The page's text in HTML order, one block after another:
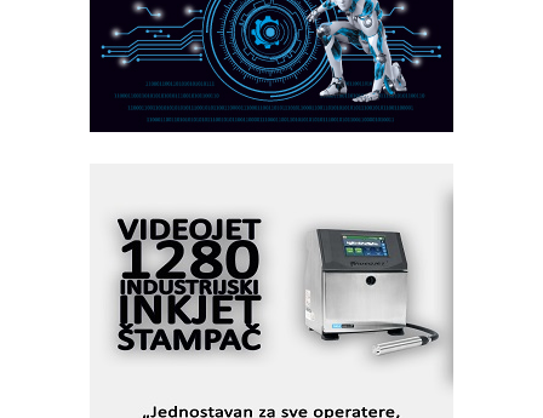
AUKOM: Svetski standard metrologije
dostupan u Srbiji
MOTOMAN – NEXT-Robotika vođena
veštačkom inteligencijom
I.SAFE MOBILE revolucioniše
Fleksibilno stezanje i brzo
podešavanje u proizvodnji prototipova
KIP KOP – napredna rešenja za
savremene industrijske i logističke
objekte
Alba d.o.o. – 35 godina preciznosti u